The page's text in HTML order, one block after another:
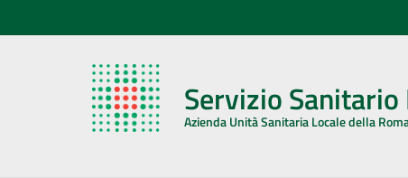
Servizio
Azienda Unità Sanitaria Locale della